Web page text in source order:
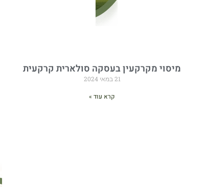
מיסוי מקרקעין בעסקה סולארית קרקעית
21 במאי 2024
קרא עוד »